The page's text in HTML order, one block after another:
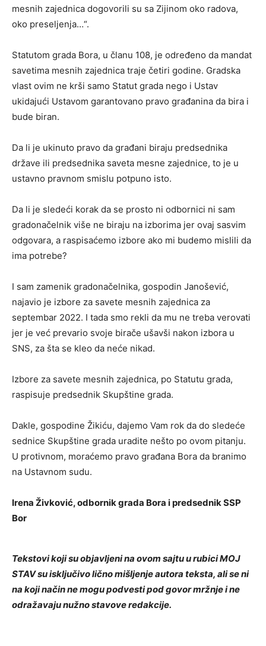
mesnih zajednica dogovorili su sa Zijinom oko radova,
oko preseljenja…“.
Statutom grada Bora, u članu 108, je određeno da mandat
savetima mesnih zajednica traje četiri godine. Gradska
vlast ovim ne krši samo Statut grada nego i Ustav
ukidajući Ustavom garantovano pravo građanina da bira i
bude biran.
Da li je ukinuto pravo da građani biraju predsednika
države ili predsednika saveta mesne zajednice, to je u
ustavno pravnom smislu potpuno isto.
Da li je sledeći korak da se prosto ni odbornici ni sam
gradonačelnik više ne biraju na izborima jer ovaj sasvim
odgovara, a raspisaćemo izbore ako mi budemo mislili da
ima potrebe?
I sam zamenik gradonačelnika, gospodin Janošević,
najavio je izbore za savete mesnih zajednica za
septembar 2022. I tada smo rekli da mu ne treba verovati
jer je već prevario svoje birače ušavši nakon izbora u
SNS, za šta se kleo da neće nikad.
Izbore za savete mesnih zajednica, po Statutu grada,
raspisuje predsednik Skupštine grada.
Dakle, gospodine Žikiću, dajemo Vam rok da do sledeće
sednice Skupštine grada uradite nešto po ovom pitanju.
U protivnom, moraćemo pravo građana Bora da branimo
na Ustavnom sudu.
Irena Živković, odbornik grada Bora i predsednik SSP
Bor
Tekstovi koji su objavljeni na ovom sajtu u rubici MOJ
STAV su isključivo lično mišljenje autora teksta, ali se ni
na koji način ne mogu podvesti pod govor mržnje i ne
odražavaju nužno stavove redakcije.